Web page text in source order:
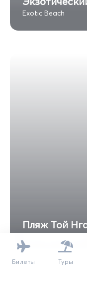
Exotic Beach
Пляж Той
Toey Ngam Beach
Билеты Туры